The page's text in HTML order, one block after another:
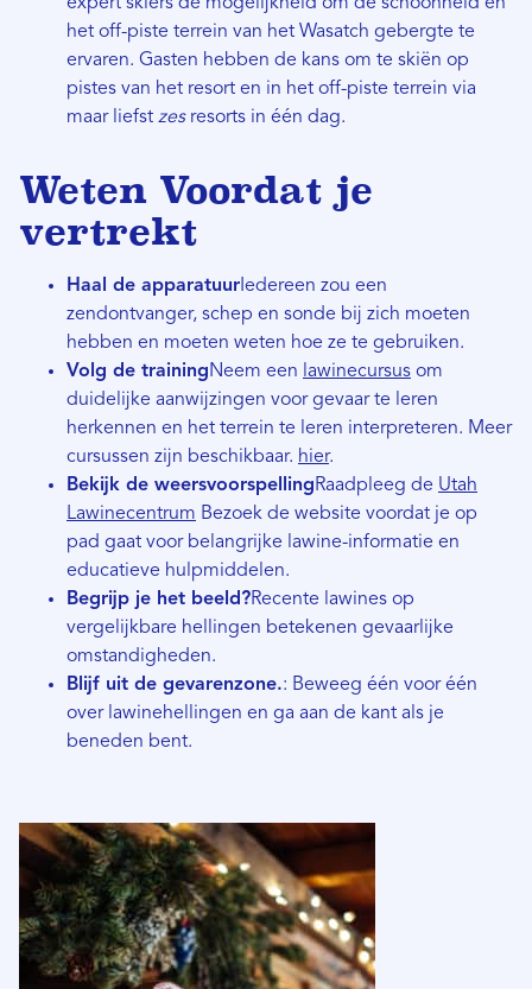
het off-piste terrein van het Wasatch gebergte te
ervaren. Gasten hebben de kans om te skiën op
pistes van het resort en in het off-piste terrein via
maar liefst zesresorts in één dag.
Weten Voordat je
vertrekt
Haal de apparatuur Iedereen zou een
zendontvanger, schep en sonde bij zich moeten
hebben en moeten weten hoe ze te gebruiken.
Volg de training Neem een lawinecursus om
duidelijke aanwijzingen voor gevaar te leren
herkennen en het terrein te leren interpreteren. Meer
cursussen zijn beschikbaar. hier.
Bekijk de weersvoorspellingRaadpleeg de Utah
Lawinecentrum Bezoek de website voordat je op
pad gaat voor belangrijke lawine-informatie en
educatieve hulpmiddelen.
Begrijp je het beeld?Recente lawines op
vergelijkbare hellingen betekenen gevaarlijke
omstandigheden.
Blijf uit de gevarenzone.: Beweeg één voor één
over lawinehellingen en ga aan de kant als je
beneden bent.